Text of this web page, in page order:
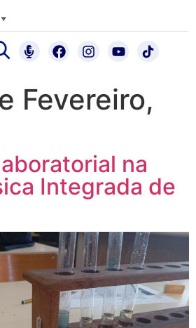
▼
Fevereiro,
na
Integrada de